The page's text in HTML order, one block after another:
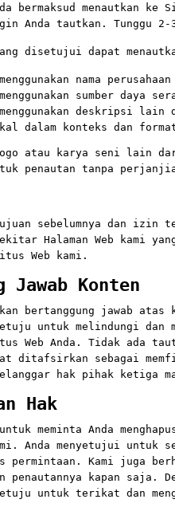
bermaksud menautkan
Anda tautkan. Tunggu 2-
disetujui dapat
nama
sumber daya
menggunakan deskripsi
dalam konteks dan
logo atau karya seni lain
penautan tanpa
sebelumnya dan izin
Halaman Web kami
Web kami.
Jawab Konten
bertanggung jawab atas
untuk melindungi dan
Web Anda. Tidak ada
ditafsirkan sebagai
hak pihak ketiga
Hak
meminta Anda
Anda menyetujui untuk
permintaan. Kami juga
penautannya kapan saja.
untuk terikat dan